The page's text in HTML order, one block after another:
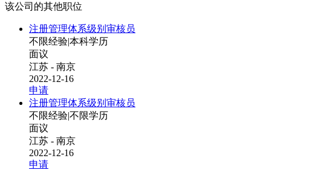
该公司的其他职位
注册管理体系级别审核员
不限经验|本科学历
面议
江苏 - 南京
2022-12-16
申请
注册管理体系级别审核员
不限经验|不限学历
面议
江苏 - 南京
2022-12-16
申请